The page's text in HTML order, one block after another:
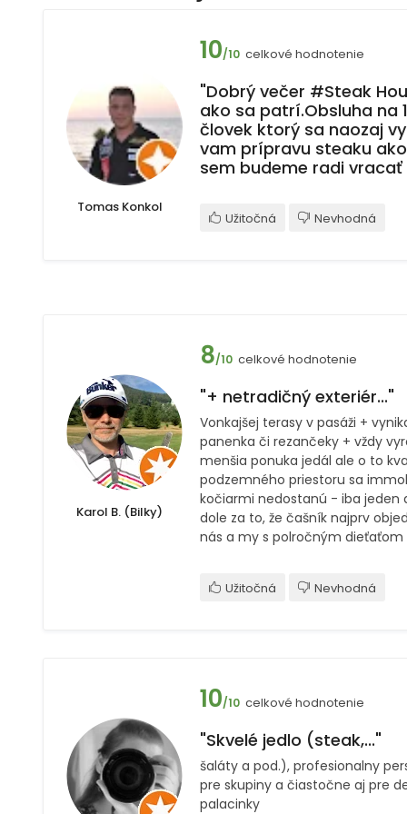
Tomas Konkol
10/10 celkové hodnotenie
"Dobrý večer #Steak
ako sa patrí.Obsluha na
človek ktorý sa naozaj
vam prípravu steaku
sem budeme radi vracať
Užitočná Nevhodná
Karol B. (Bilky)
8/10 celkové hodnotenie
"+ netradičný exteriér..."
Vonkajšej terasy v pasáži +
panenka či rezančeky + vždy
menšia ponuka jedál ale o to
podzemného priestoru sa
kočiarmi nedostanú - iba jeden
dole za to, že čašník najprv
nás a my s polročným
Užitočná Nevhodná
10/10 celkové hodnotenie
"Skvelé jedlo (steak,..."
šaláty a pod.), profesionalny
pre skupiny a čiastočne aj pre
palacinky